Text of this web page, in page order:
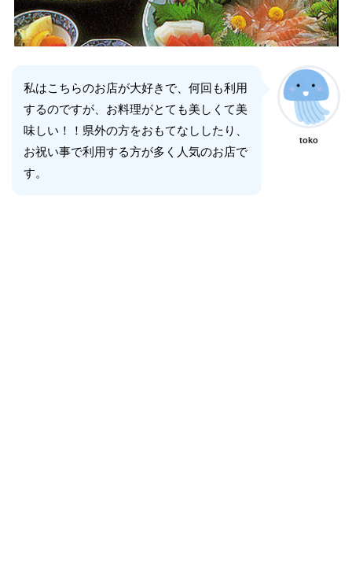
私はこちらのお店が大好きで、何回も利用
するのですが、お料理がとても美しくて美
味しい！！県外の方をおもてなししたり、
お祝い事で利用する方が多く人気のお店で
す。
toko